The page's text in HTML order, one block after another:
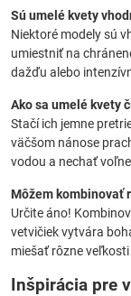
Sú umelé kvety
Niektoré modely sú
umiestniť na
dažďu alebo
Ako sa umelé kvety
Stačí ich jemne
väčšom nánose
vodou a nechať
Môžem kombinovať
Určite áno!
vetvičiek vytvára
miešať rôzne
Inšpirácia pre